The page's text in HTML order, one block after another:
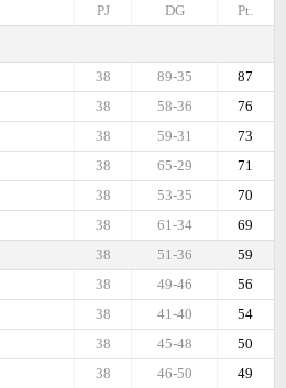
Pt.
DG
PJ
87
89-35
38
76
58-36
38
73
59-31
38
71
65-29
38
70
53-35
38
69
61-34
38
59
51-36
38
56
49-46
38
54
41-40
38
50
45-48
38
49
46-50
38